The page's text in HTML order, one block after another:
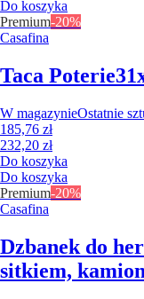
Do koszyka
Premium-20%
Casafina
Taca Poterie
W magazynieOstatnie
185,76 zł
232,20 zł
Do koszyka
Do koszyka
Premium-20%
Casafina
Dzbanek do
sitkiem,